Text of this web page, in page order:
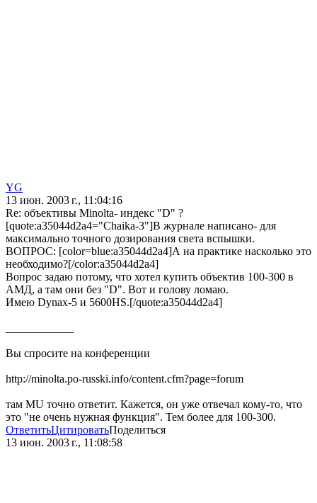
YG
13 июн. 2003 г., 11:04:16
Re: объективы Minolta- индекс "D" ?
[quote:a35044d2a4="Chaika-3"]В журнале написано- для
максимально точного дозирования света вспышки.
ВОПРОС: [color=blue:a35044d2a4]А на практике насколько это
необходимо?[/color:a35044d2a4]
Вопрос задаю потому, что хотел купить объектив 100-300 в
АМД, а там они без "D". Вот и голову ломаю.
Имею Dynax-5 и 5600HS.[/quote:a35044d2a4]
Вы спросите на конференции
http://minolta.po-russki.info/content.cfm?page=forum
там MU точно ответит. Кажется, он уже отвечал кому-то, что
это "не очень нужная функция". Тем более для 100-300.
ОтветитьЦитироватьПоделиться
13 июн. 2003 г., 11:08:58